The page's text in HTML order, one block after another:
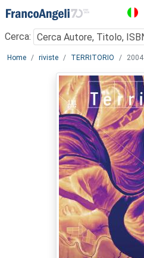
Menu
Cerca:
Main content
Home riviste TERRITORIO 2004